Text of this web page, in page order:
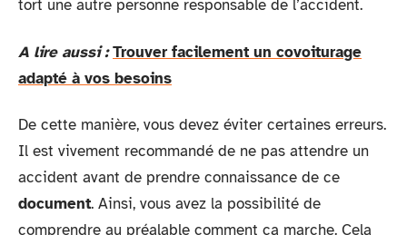
tort une autre personne responsable de l’accident.
A lire aussi : Trouver facilement un covoiturage
adapté à vos besoins
De cette manière, vous devez éviter certaines erreurs.
Il est vivement recommandé de ne pas attendre un
accident avant de prendre connaissance de ce
document. Ainsi, vous avez la possibilité de
comprendre au préalable comment ça marche. Cela